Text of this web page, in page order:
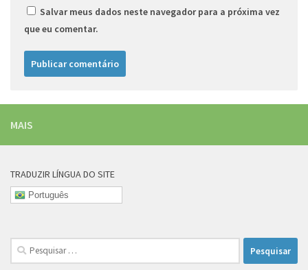
Salvar meus dados neste navegador para a próxima vez
que eu comentar.
MAIS
TRADUZIR LÍNGUA DO SITE
Português
Pesquisar
por: